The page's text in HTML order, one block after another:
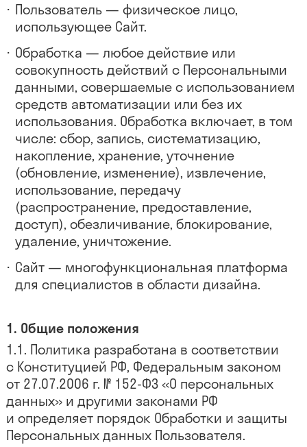
Пользователь — физическое лицо,
использующее Сайт.
Обработка — любое действие или
совокупность действий с Персональными
данными, совершаемые с использованием
средств автоматизации или без их
использования. Обработка включает, в том
числе: сбор, запись, систематизацию,
накопление, хранение, уточнение
(обновление, изменение), извлечение,
использование, передачу
(распространение, предоставление,
доступ), обезличивание, блокирование,
удаление, уничтожение.
Сайт — многофункциональная платформа
для специалистов в области дизайна.
Общие положения
Политика разработана в соответствии
с Конституцией РФ, Федеральным законом
от 27.07.2006 г. № 152-ФЗ «О персональных
данных» и другими законами РФ
и определяет порядок Обработки и защиты
Персональных данных Пользователя.